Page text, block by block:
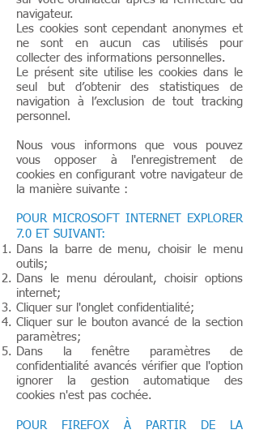
navigateur.
Les cookies sont cependant anonymes et
ne sont en aucun cas utilisés pour
collecter des informations personnelles.
Le présent site utilise les cookies dans le
seul but d’obtenir des statistiques de
navigation à l’exclusion de tout tracking
personnel.
Nous vous informons que vous pouvez
vous opposer à l'enregistrement de
cookies en configurant votre navigateur de
la manière suivante :
POUR MICROSOFT INTERNET EXPLORER
7.0 ET SUIVANT:
Dans la barre de menu, choisir le menu
outils;
Dans le menu déroulant, choisir options
internet;
Cliquer sur l'onglet confidentialité;
Cliquer sur le bouton avancé de la section
paramètres;
Dans la fenêtre paramètres de
confidentialité avancés vérifier que l'option
ignorer la gestion automatique des
cookies n'est pas cochée.
POUR FIREFOX À PARTIR DE LA